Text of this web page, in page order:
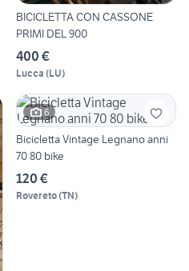
BICICLETTA CON CASSONE
PRIMI DEL 900
400 €
Lucca (LU)
6
Bicicletta Vintage Legnano anni
70 80 bike
120 €
Rovereto(TN)